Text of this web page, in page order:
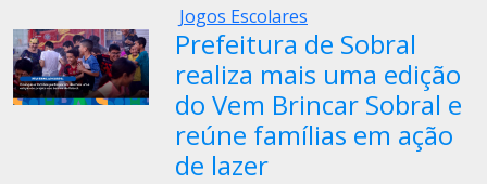
Jogos Escolares
Prefeitura de Sobral
realiza mais uma edição
do Vem Brincar Sobral e
reúne famílias em ação
de lazer